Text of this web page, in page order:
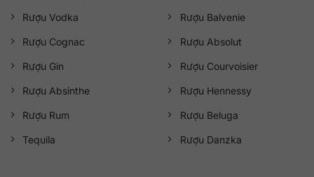
Rượu Vodka
Rượu Cognac
Rượu Gin
Rượu Absinthe
Rượu Rum
Tequila
Rượu Balvenie
Rượu Absolut
Rượu Courvoisier
Rượu Hennessy
Rượu Beluga
Rượu Danzka